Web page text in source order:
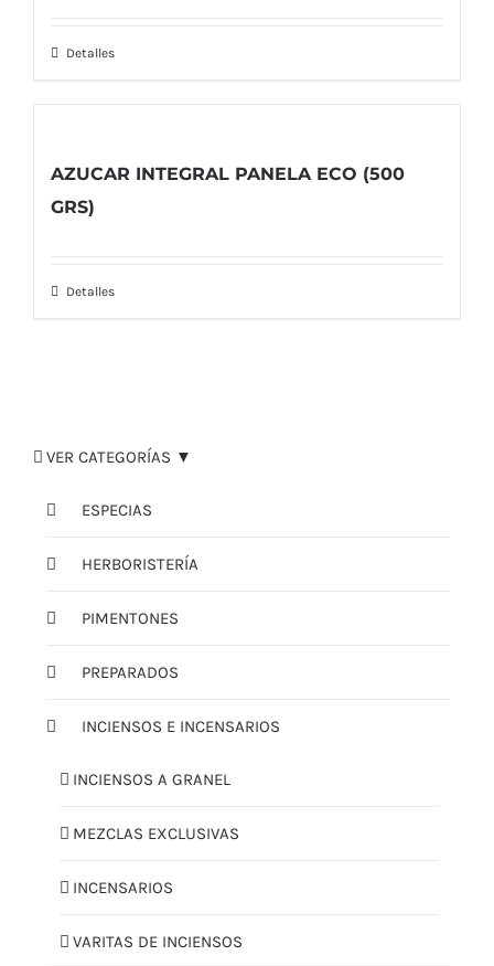
Detalles
AZUCAR INTEGRAL PANELA ECO (500
GRS)
Detalles
VER CATEGORÍAS ▼
ESPECIAS
HERBORISTERÍA
PIMENTONES
PREPARADOS
INCIENSOS E INCENSARIOS
INCIENSOS A GRANEL
MEZCLAS EXCLUSIVAS
INCENSARIOS
VARITAS DE INCIENSOS